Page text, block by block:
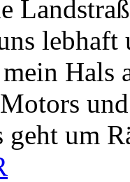
lebhaft
Hals
geht um